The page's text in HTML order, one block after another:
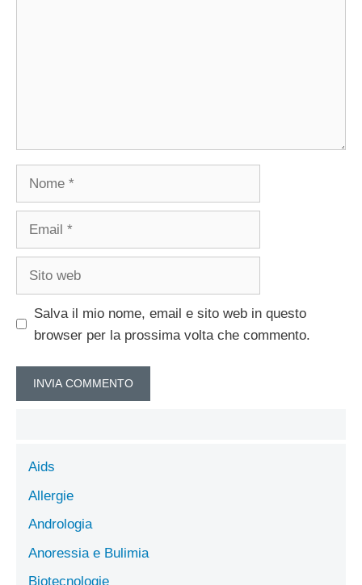
Nome
Email
Sito
Salva il mio nome, email e sito web in questo
browser per la prossima volta che commento.
Aids
Allergie
Andrologia
Anoressia e Bulimia
Biotecnologie